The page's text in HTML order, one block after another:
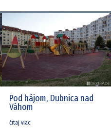
Pod hájom, Dubnica nad
Váhom
čítaj viac